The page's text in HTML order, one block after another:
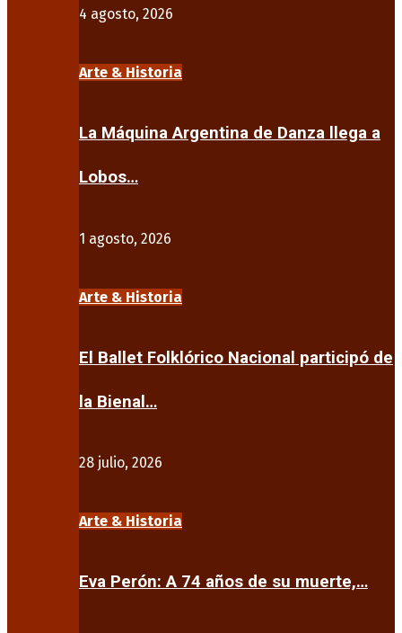
4 agosto, 2026
Arte & Historia
La Máquina Argentina de Danza llega a
Lobos…
1 agosto, 2026
Arte & Historia
El Ballet Folklórico Nacional participó de
la Bienal…
28 julio, 2026
Arte & Historia
Eva Perón: A 74 años de su muerte,…